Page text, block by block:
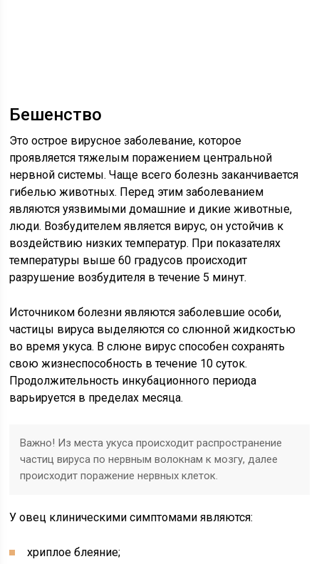
Бешенство
Это острое вирусное заболевание, которое
проявляется тяжелым поражением центральной
нервной системы. Чаще всего болезнь заканчивается
гибелью животных. Перед этим заболеванием
являются уязвимыми домашние и дикие животные,
люди. Возбудителем является вирус, он устойчив к
воздействию низких температур. При показателях
температуры выше 60 градусов происходит
разрушение возбудителя в течение 5 минут.
Источником болезни являются заболевшие особи,
частицы вируса выделяются со слюнной жидкостью
во время укуса. В слюне вирус способен сохранять
свою жизнеспособность в течение 10 суток.
Продолжительность инкубационного периода
варьируется в пределах месяца.
Важно! Из места укуса происходит распространение
частиц вируса по нервным волокнам к мозгу, далее
происходит поражение нервных клеток.
У овец клиническими симптомами являются:
хриплое блеяние;